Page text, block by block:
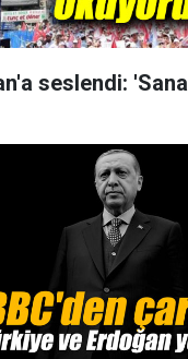
'Sana meydan